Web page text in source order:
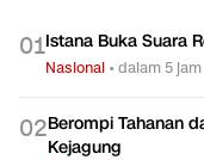
01Istana Buka Suara
Nasional •dalam 5 jam
02Berompi Tahanan
Kejagung